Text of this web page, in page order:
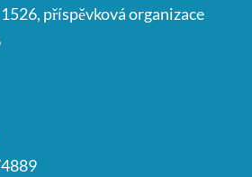
příspěvková organizace